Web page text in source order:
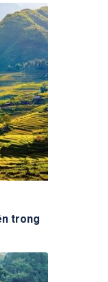
trong